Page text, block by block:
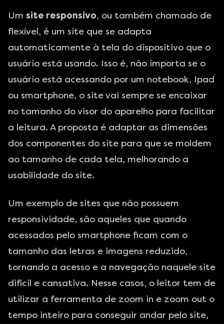
Um site responsivo, ou também chamado de
flexível, é um site que se adapta
automaticamente à tela do dispositivo que o
usuário está usando. Isso é, não importa se o
usuário está acessando por um notebook, Ipad
ou smartphone, o site vai sempre se encaixar
no tamanho do visor do aparelho para facilitar
a leitura. A proposta é adaptar as dimensões
dos componentes do site para que se moldem
ao tamanho de cada tela, melhorando a
usabilidade do site.
Um exemplo de sites que não possuem
responsividade, são aqueles que quando
acessados pelo smartphone ficam com o
tamanho das letras e imagens reduzido,
tornando a acesso e a navegação naquele site
difícil e cansativa. Nesse casos, o leitor tem de
utilizar a ferramenta de zoom in e zoom out o
tempo inteiro para conseguir andar pelo site,